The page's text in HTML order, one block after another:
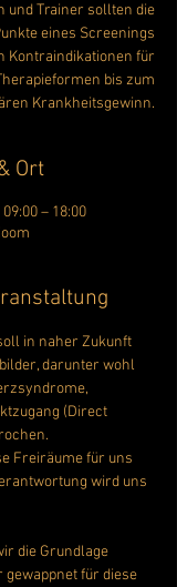
und Trainer sollten die
eines Screenings
Kontraindikationen für
bis zum
Krankheitsgewinn.
Ort
– 18:00
in naher Zukunft
darunter wohl
(Direct
Freiräume für uns
wird uns
die Grundlage
für diese